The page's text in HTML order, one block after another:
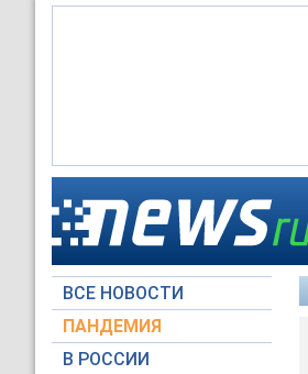
ВСЕ НОВОСТИ
ПАНДЕМИЯ
В РОССИИ